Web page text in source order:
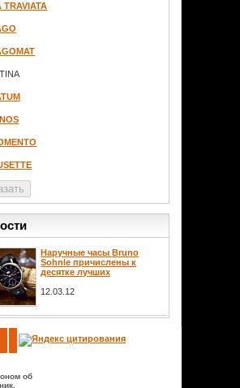
TRAVIATA
Наручные часы Bruno
Sohnle причислены к
десятке лучших
12.03.12
об